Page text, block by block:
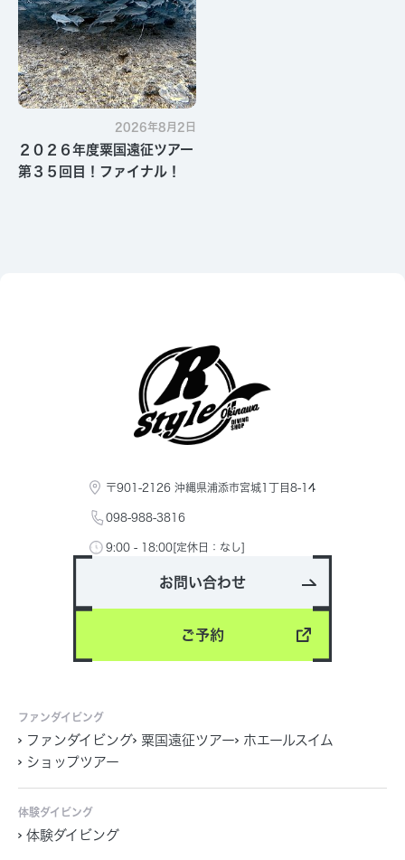
2026年8月2日
２０２６年度粟国遠征ツアー
第３５回目！ファイナル！
〒901-2126 沖縄県浦添市宮城1丁目8-14
098-988-3816
9:00 - 18:00[定休日：なし]
お問い合わせ
ご予約
ファンダイビング
ファンダイビング 粟国遠征ツアー
ホエールスイム
ショップツアー
体験ダイビング
体験ダイビング